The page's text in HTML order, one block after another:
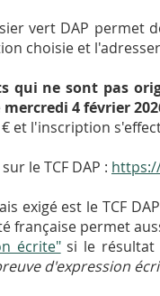
vert DAP permet
choisie et
qui ne sont pas
mercredi 4 février
et l'inscription
le TCF DAP :
exigé est le TCF
française permet
écrite"si le résultat
d'expression